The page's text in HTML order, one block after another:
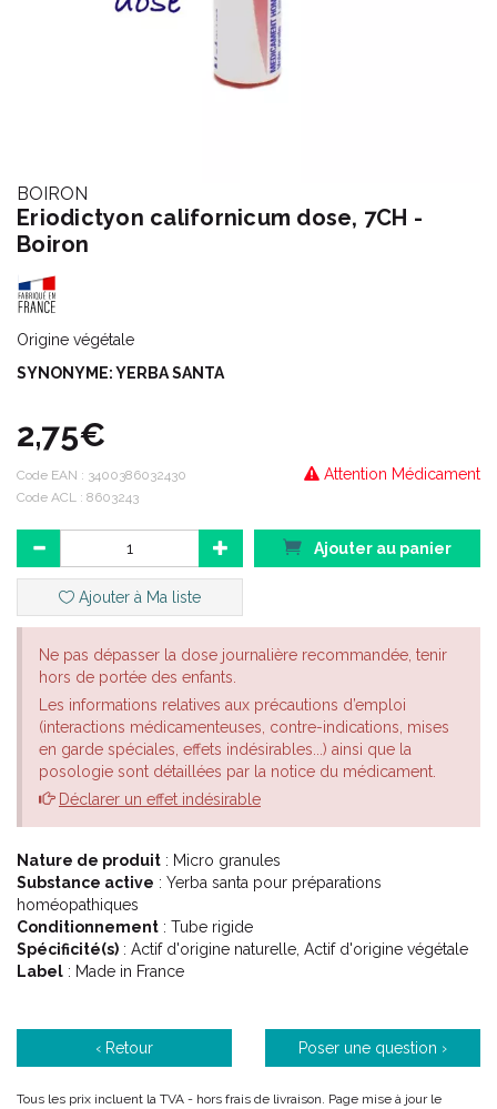
BOIRON
Eriodictyon californicum dose, 7CH -
Boiron
Origine végétale
SYNONYME: YERBA SANTA
2,75€
Attention Médicament
Code EAN : 3400386032430
Code ACL : 8603243
Ajouter au panier
Ajouter à Ma liste
Ne pas dépasser la dose journalière recommandée, tenir
hors de portée des enfants.
Les informations relatives aux précautions d’emploi
(interactions médicamenteuses, contre-indications, mises
en garde spéciales, effets indésirables...) ainsi que la
posologie sont détaillées par la notice du médicament.
Déclarer un effet indésirable
Nature de produit : Micro granules
Substance active : Yerba santa pour préparations
homéopathiques
Conditionnement : Tube rigide
Spécificité(s) : Actif d'origine naturelle, Actif d'origine végétale
Label : Made in France
‹ Retour Poser une question ›
Tous les prix incluent la TVA - hors frais de livraison. Page mise à jour le